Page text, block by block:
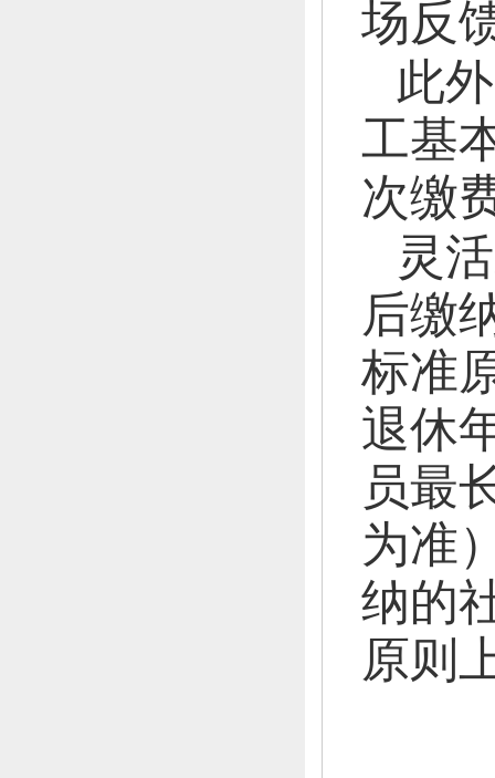
场反
此
工基
次缴
灵
后缴
标准
退休
员最
为准
纳的
原则